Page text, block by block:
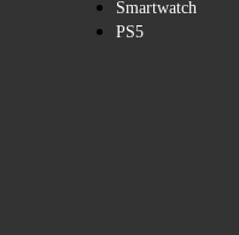
Smartwatch
PS5